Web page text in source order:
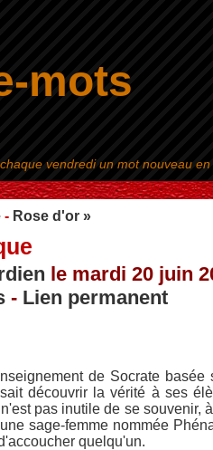
mots
Aller au contenu|
- Rose d'or »
le mardi 20 juin
- Lien permanent
de Socrate
découvrir la vérité à ses
pas inutile de se souvenir,
sage-femme nommée
quelqu'un.
vendredi un mot nouveau